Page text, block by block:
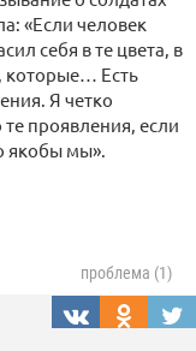
«Если человек
себя в те цвета, в
которые… Есть
Я четко
проявления, если
якобы мы».
проблема (1)